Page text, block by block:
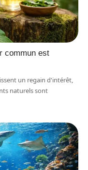
commun est
un regain d'intérêt,
naturels sont